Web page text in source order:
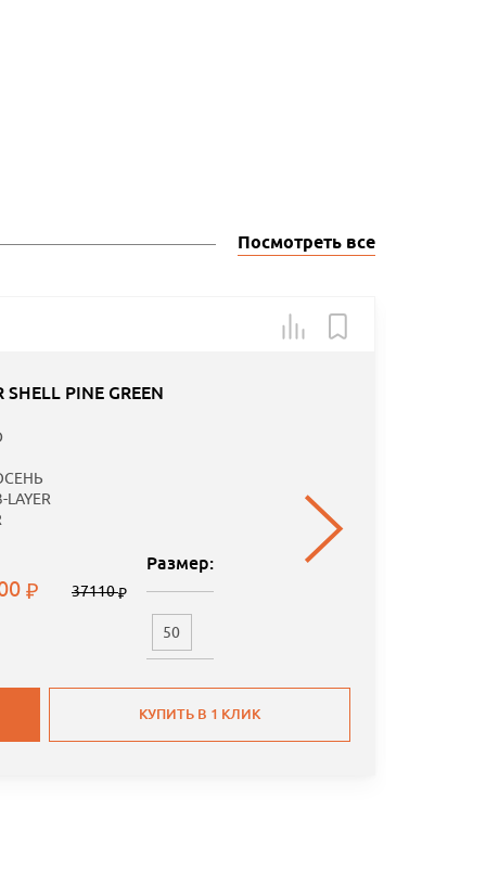
Посмотреть все
PINE GREEN
LAYER
37110
Размер:
50
КУПИТЬ В 1 КЛИК